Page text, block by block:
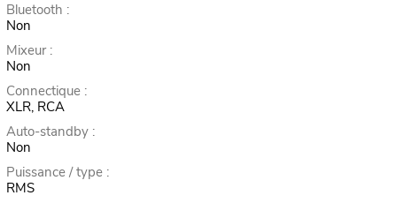
Bluetooth :
Non
Mixeur :
Non
Connectique :
XLR, RCA
Auto-standby :
Non
Puissance / type :
RMS